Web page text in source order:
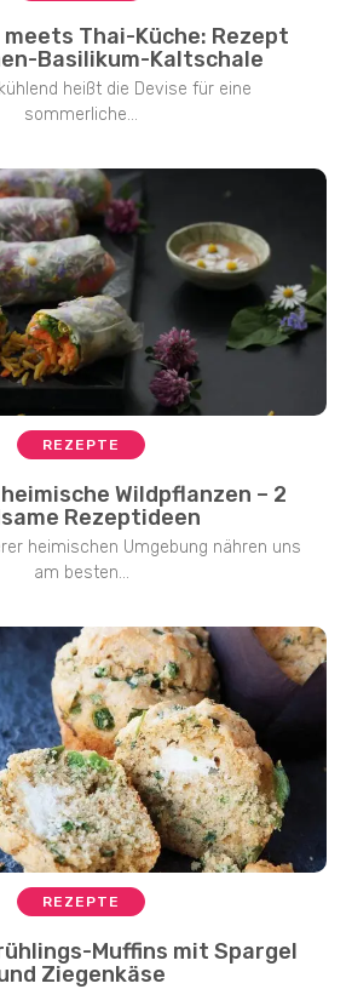
Thai-Küche: Rezept
Basilikum-Kaltschale
heißt die Devise für eine
sommerliche...
REZEPTE
Wildpflanzen – 2
Rezeptideen
heimischen Umgebung nähren uns
am besten...
REZEPTE
Muffins mit Spargel
Ziegenkäse